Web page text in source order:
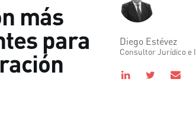
más
para
Diego Estévez
Consultor Jurídico e